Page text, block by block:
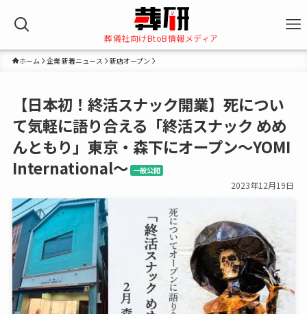
葬儀社向けBtoB情報メディア
ホーム 企業 新着ニュース 新店オープン
【日本初！終活スナック開業】死につい
て気軽に語り合える「終活スナック めめ
んともり」東京・森下にオープン～YOMI
International～ 一般公開
2023年12月19日